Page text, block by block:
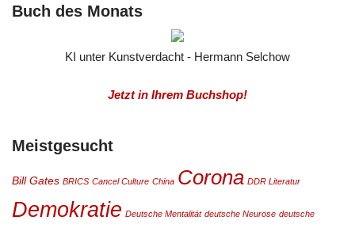
Buch des Monats
KI unter Kunstverdacht - Hermann Selchow
Jetzt in Ihrem Buchshop!
Meistgesucht
Bill Gates BRICS Cancel Culture China Corona DDR Literatur
Demokratie Deutsche Mentalität deutsche Neurose deutsche